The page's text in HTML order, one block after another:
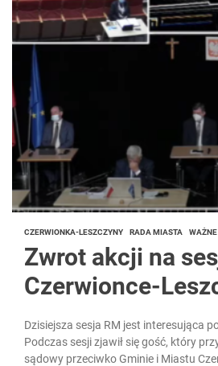
CZERWIONKA-LESZCZYNY RADA MIASTA WAŻNE
Zwrot akcji na
Czerwionce-
Dzisiejsza sesja RM jest interesująca
Podczas sesji zjawił się gość, który
sądowy przeciwko Gminie i Miastu